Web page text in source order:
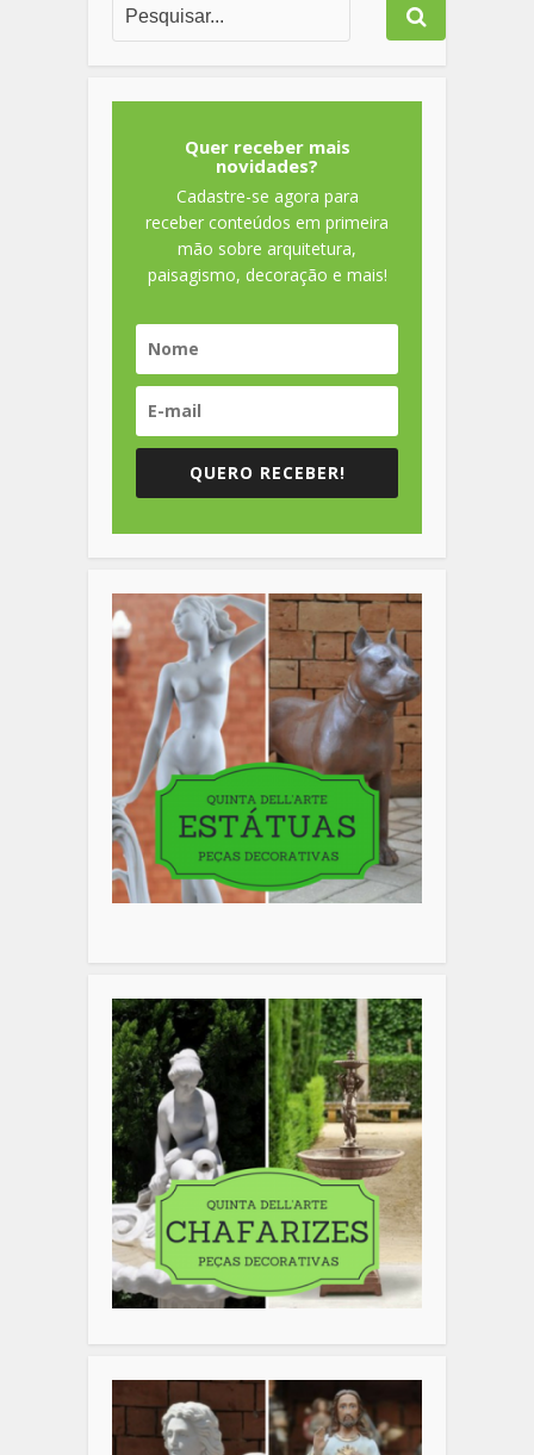
Quer receber mais
novidades?
Cadastre-se agora para
receber conteúdos em primeira
mão sobre arquitetura,
paisagismo, decoração e mais!
QUERO RECEBER!